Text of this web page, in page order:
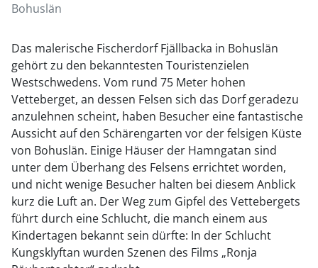
Bohuslän
Das malerische Fischerdorf Fjällbacka in Bohuslän
gehört zu den bekanntesten Touristenzielen
Westschwedens. Vom rund 75 Meter hohen
Vetteberget, an dessen Felsen sich das Dorf geradezu
anzulehnen scheint, haben Besucher eine fantastische
Aussicht auf den Schärengarten vor der felsigen Küste
von Bohuslän. Einige Häuser der Hamngatan sind
unter dem Überhang des Felsens errichtet worden,
und nicht wenige Besucher halten bei diesem Anblick
kurz die Luft an. Der Weg zum Gipfel des Vettebergets
führt durch eine Schlucht, die manch einem aus
Kindertagen bekannt sein dürfte: In der Schlucht
Kungsklyftan wurden Szenen des Films „Ronja